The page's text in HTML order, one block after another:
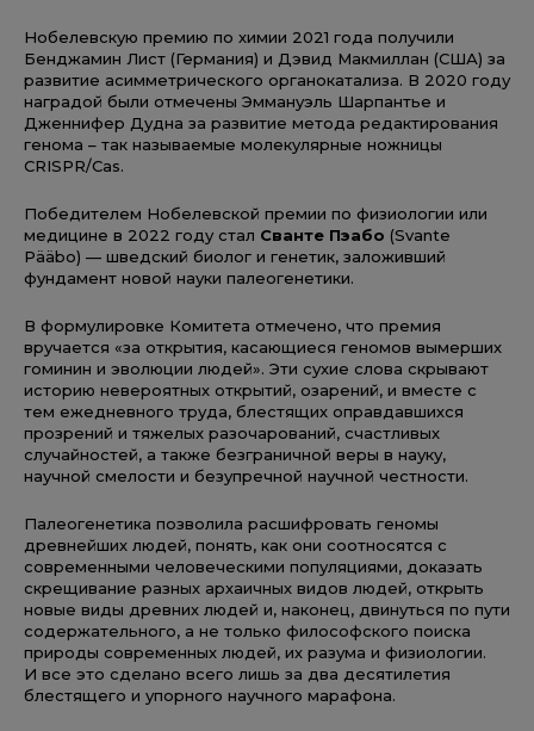
Нобелевскую премию по химии 2021 года получили
Бенджамин Лист (Германия) и Дэвид Макмиллан (США) за
развитие асимметрического органокатализа. В 2020 году
наградой были отмечены Эммануэль Шарпантье и
Дженнифер Дудна за развитие метода редактирования
генома – так называемые молекулярные ножницы
CRISPR/Cas.
Победителем Нобелевской премии по физиологии или
медицине в 2022 году стал Сванте Пэабо (Svante
Pääbo) — шведский биолог и генетик, заложивший
фундамент новой науки палеогенетики.
В формулировке Комитета отмечено, что премия
вручается «за открытия, касающиеся геномов вымерших
гоминин и эволюции людей». Эти сухие слова скрывают
историю невероятных открытий, озарений, и вместе с
тем ежедневного труда, блестящих оправдавшихся
прозрений и тяжелых разочарований, счастливых
случайностей, а также безграничной веры в науку,
научной смелости и безупречной научной честности.
Палеогенетика позволила расшифровать геномы
древнейших людей, понять, как они соотносятся с
современными человеческими популяциями, доказать
скрещивание разных архаичных видов людей, открыть
новые виды древних людей и, наконец, двинуться по пути
содержательного, а не только философского поиска
природы современных людей, их разума и физиологии.
И все это сделано всего лишь за два десятилетия
блестящего и упорного научного марафона.